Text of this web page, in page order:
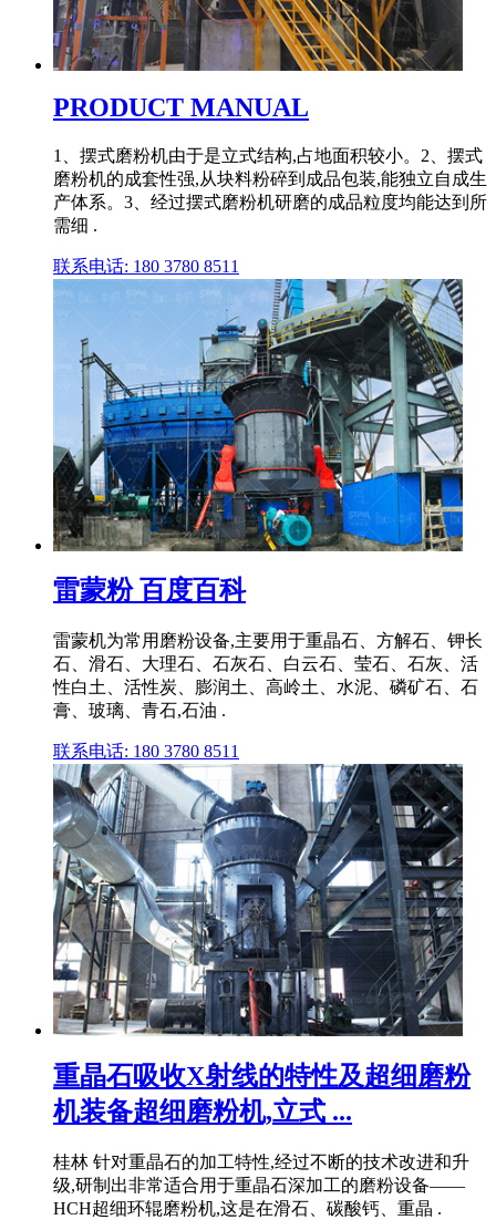
PRODUCT MANUAL
1、摆式磨粉机由于是立式结构,占地面积较小。2、摆式
磨粉机的成套性强,从块料粉碎到成品包装,能独立自成生
产体系。3、经过摆式磨粉机研磨的成品粒度均能达到所
需细 .
联系电话: 180 3780 8511
雷蒙粉 百度百科
雷蒙机为常用磨粉设备,主要用于重晶石、方解石、钾长
石、滑石、大理石、石灰石、白云石、莹石、石灰、活
性白土、活性炭、膨润土、高岭土、水泥、磷矿石、石
膏、玻璃、青石,石油 .
联系电话: 180 3780 8511
重晶石吸收X射线的特性及超细磨粉
机装备超细磨粉机,立式 ...
桂林 针对重晶石的加工特性,经过不断的技术改进和升
级,研制出非常适合用于重晶石深加工的磨粉设备——
HCH超细环辊磨粉机,这是在滑石、碳酸钙、重晶 .